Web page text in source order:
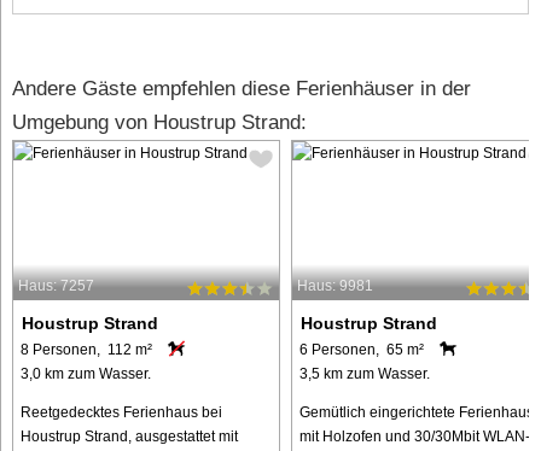
Andere Gäste empfehlen diese Ferienhäuser in der
Umgebung von Houstrup Strand:
Haus: 7257
Houstrup Strand
8 Personen, 112 m²
3,0 km zum Wasser.
Reetgedecktes Ferienhaus bei
Houstrup Strand, ausgestattet mit
Haus: 9981
Houstrup Strand
6 Personen, 65 m²
3,5 km zum Wasser.
Gemütlich eingerichtete Ferienhaus
mit Holzofen und 30/30Mbit WLAN-